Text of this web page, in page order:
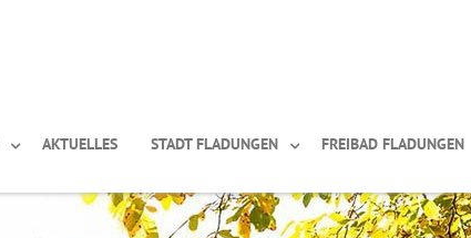
AKTUELLES STADT FLADUNGEN FREIBAD FLADUNGEN